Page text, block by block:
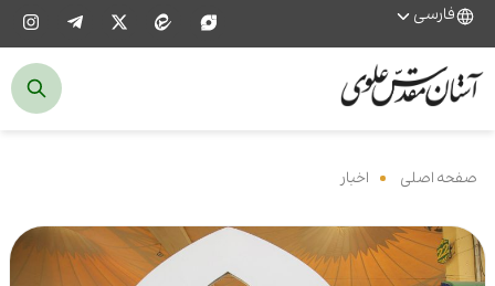
فارسی
صفحه اصلی اخبار